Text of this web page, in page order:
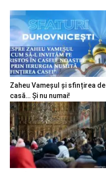
Zaheu Vameșul și sfințirea de
casă… Și nu numai!